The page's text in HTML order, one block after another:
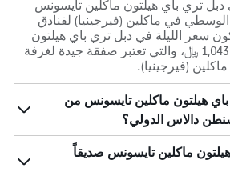
تري باي هيلتون ماكلين تايسونس
43% عن الوسطي في ماكلين (فيرجينيا) لفنادق
نجوم. يكون سعر الليلة في دبل تري باي هيلتون
ماكلين تايسونس عادة 1,043 ﷼، والتي تعتبر صفقة جيدة لغرفة
(فيرجينيا).
هيلتون ماكلين تايسونس من
دالاس الدولي؟
ماكلين تايسونس صديقاً